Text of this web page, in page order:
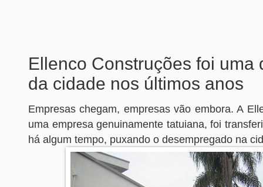
Ellenco Construções foi uma
da cidade nos últimos anos
Empresas chegam, empresas vão embora. A
uma empresa genuinamente tatuiana, foi
há algum tempo, puxando o desempregado na